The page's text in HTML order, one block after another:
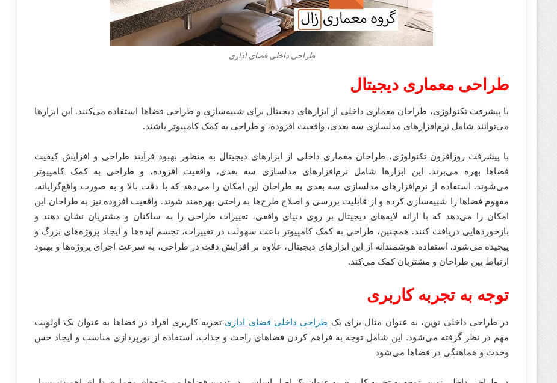
طراحی داخلی فضای اداری
طراحی معماری دیجیتال
با پیشرفت تکنولوژی، طراحان معماری داخلی از ابزارهای دیجیتال برای شبیه‌سازی و طراحی فضاها استفاده می‌کنند. این ابزارها
می‌توانند شامل نرم‌افزارهای مدلسازی سه بعدی، واقعیت افزوده، و طراحی به کمک کامپیوتر باشند.
با پیشرفت روزافزون تکنولوژی، طراحان معماری داخلی از ابزارهای دیجیتال به منظور بهبود فرآیند طراحی و افزایش کیفیت
فضاها بهره می‌برند. این ابزارها شامل نرم‌افزارهای مدلسازی سه بعدی، واقعیت افزوده، و طراحی به کمک کامپیوتر
می‌شوند. استفاده از نرم‌افزارهای مدلسازی سه بعدی به طراحان این امکان را می‌دهد که با دقت بالا و به صورت واقع‌گرایانه،
مفهوم فضاها را شبیه‌سازی کرده و از قابلیت بررسی و اصلاح طرح‌ها به راحتی بهره‌مند شوند. واقعیت افزوده نیز به طراحان این
امکان را می‌دهد که با ارائه لایه‌های دیجیتال بر روی دنیای واقعی، تغییرات طراحی را به ساکنان و مشتریان نشان دهند و
بازخوردهایی دریافت کنند. همچنین، طراحی به کمک کامپیوتر باعث سهولت در تغییرات، تجسم ایده‌ها و ایجاد پروژه‌های بزرگ و
پیچیده می‌شود. استفاده هوشمندانه از این ابزارهای دیجیتال، علاوه بر افزایش دقت در طراحی، به سرعت اجرای پروژه‌ها و بهبود
ارتباط بین طراحان و مشتریان کمک می‌کند.
توجه به تجربه کاربری
در طراحی داخلی نوین، به عنوان مثال برای یک طراحی داخلی فضای اداری تجربه کاربری افراد در فضاها به عنوان یک اولویت
مهم در نظر گرفته می‌شود. این شامل توجه به فراهم کردن فضاهای راحت و جذاب، استفاده از نورپردازی مناسب و ایجاد حس
وحدت و هماهنگی در فضاها می‌شود